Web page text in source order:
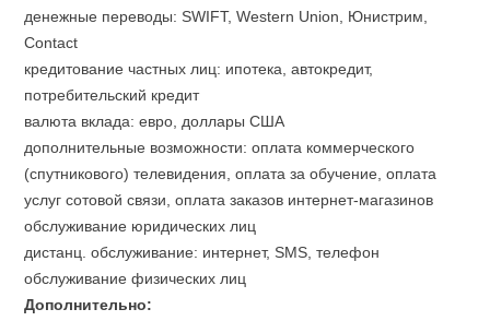
денежные переводы: SWIFT, Western Union, Юнистрим,
Contact
кредитование частных лиц: ипотека, автокредит,
потребительский кредит
валюта вклада: евро, доллары США
дополнительные возможности: оплата коммерческого
(спутникового) телевидения, оплата за обучение, оплата
услуг сотовой связи, оплата заказов интернет-магазинов
обслуживание юридических лиц
дистанц. обслуживание: интернет, SMS, телефон
обслуживание физических лиц
Дополнительно: